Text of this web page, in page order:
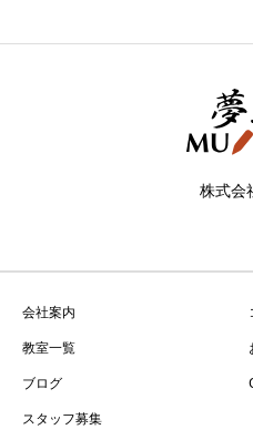
株式会
会社案内
教室一覧
ブログ
スタッフ募集